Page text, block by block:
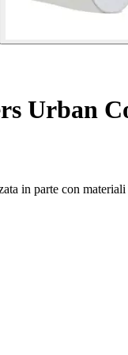
Urban
in parte con